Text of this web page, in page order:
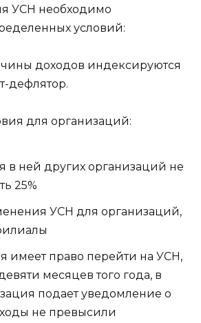
УСН необходимо
условий:
доходов индексируются
дефлятор.
для организаций:
в ней других организаций не
25%
УСН для организаций,
имеет право перейти на УСН,
месяцев того года, в
подает уведомление о
не превысили